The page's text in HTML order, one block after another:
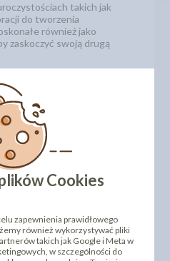
takich jak
do tworzenia
również jako
zaskoczyć swoją drugą
x 17,5cm
4szt.
TEŻ
Cookies
zapewnienia prawidłowego
również wykorzystywać pliki
takich jak Google i Meta w
w szczególności do